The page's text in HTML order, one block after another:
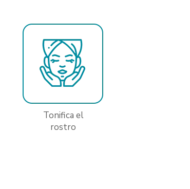
Tonifica el
rostro